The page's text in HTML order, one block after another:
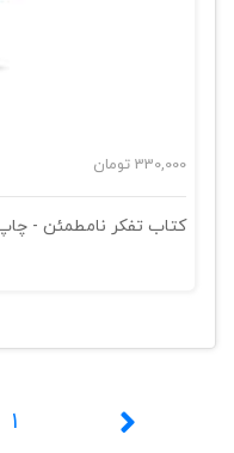
330,000 تومان
کتاب تفکر نامطمئن -
1